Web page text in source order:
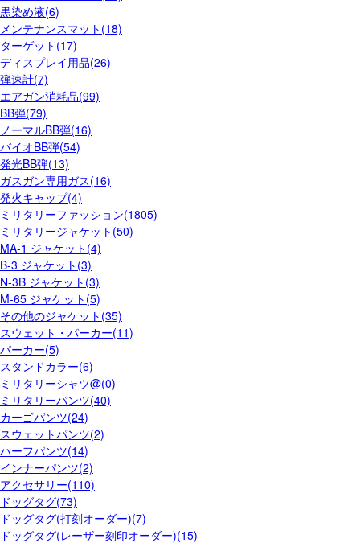
黒染め液(6)
メンテナンスマット(18)
ターゲット(17)
ディスプレイ用品(26)
弾速計(7)
エアガン消耗品(99)
BB弾(79)
ノーマルBB弾(16)
バイオBB弾(54)
発光BB弾(13)
ガスガン専用ガス(16)
発火キャップ(4)
ミリタリーファッション(1805)
ミリタリージャケット(50)
MA-1 ジャケット(4)
B-3 ジャケット(3)
N-3B ジャケット(3)
M-65 ジャケット(5)
その他のジャケット(35)
スウェット・パーカー(11)
パーカー(5)
スタンドカラー(6)
ミリタリーシャツ@(0)
ミリタリーパンツ(40)
カーゴパンツ(24)
スウェットパンツ(2)
ハーフパンツ(14)
インナーパンツ(2)
アクセサリー(110)
ドッグタグ(73)
ドッグタグ(打刻オーダー)(7)
ドッグタグ(レーザー刻印オーダー)(15)